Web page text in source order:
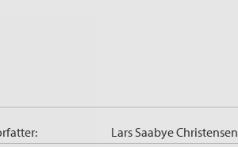
Lars Saabye Christensen